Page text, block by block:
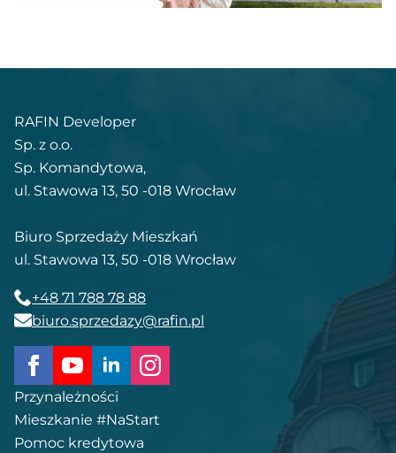
RAFIN Developer
Sp. z o.o.
Sp. Komandytowa,
ul. Stawowa 13, 50 -018 Wrocław
Biuro Sprzedaży Mieszkań
ul. Stawowa 13, 50 -018 Wrocław
+48 71 788 78 88
biuro.sprzedazy@rafin.pl
Przynależności
Mieszkanie #NaStart
Pomoc kredytowa